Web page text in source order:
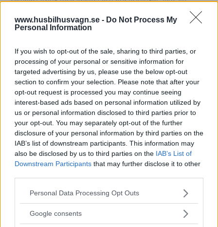
www.husbilhusvagn.se - Do Not Process My
Personal Information
If you wish to opt-out of the sale, sharing to third parties, or
processing of your personal or sensitive information for
targeted advertising by us, please use the below opt-out
section to confirm your selection. Please note that after your
opt-out request is processed you may continue seeing
interest-based ads based on personal information utilized by
us or personal information disclosed to third parties prior to
your opt-out. You may separately opt-out of the further
disclosure of your personal information by third parties on the
IAB’s list of downstream participants. This information may
also be disclosed by us to third parties on the IAB’s List of
Downstream Participants that may further disclose it to other
Please note that this website/app uses one or more Google
not limited to your visit or usage behaviour. You may click to
Personal Data Processing Opt Outs
Google consents
Gasa (2)
Malibu 600 DB 2
HUSBILAR 10 mars 2015
Malibu heter
Carthagos kompaktbilar som än så länge
är ganska svåra att hitta i Sverige. Vi fotade den här i
somras på plats hos Carthago i Tyskland.
Gasa
Tester: De senaste vi kört